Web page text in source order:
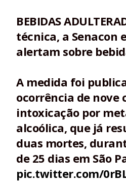
BEBIDAS
técnica, a Senacon
alertam sobre
A medida foi
ocorrência de nove
intoxicação por
alcoólica, que já
duas mortes,
de 25 dias em São
pic.twitter.com/